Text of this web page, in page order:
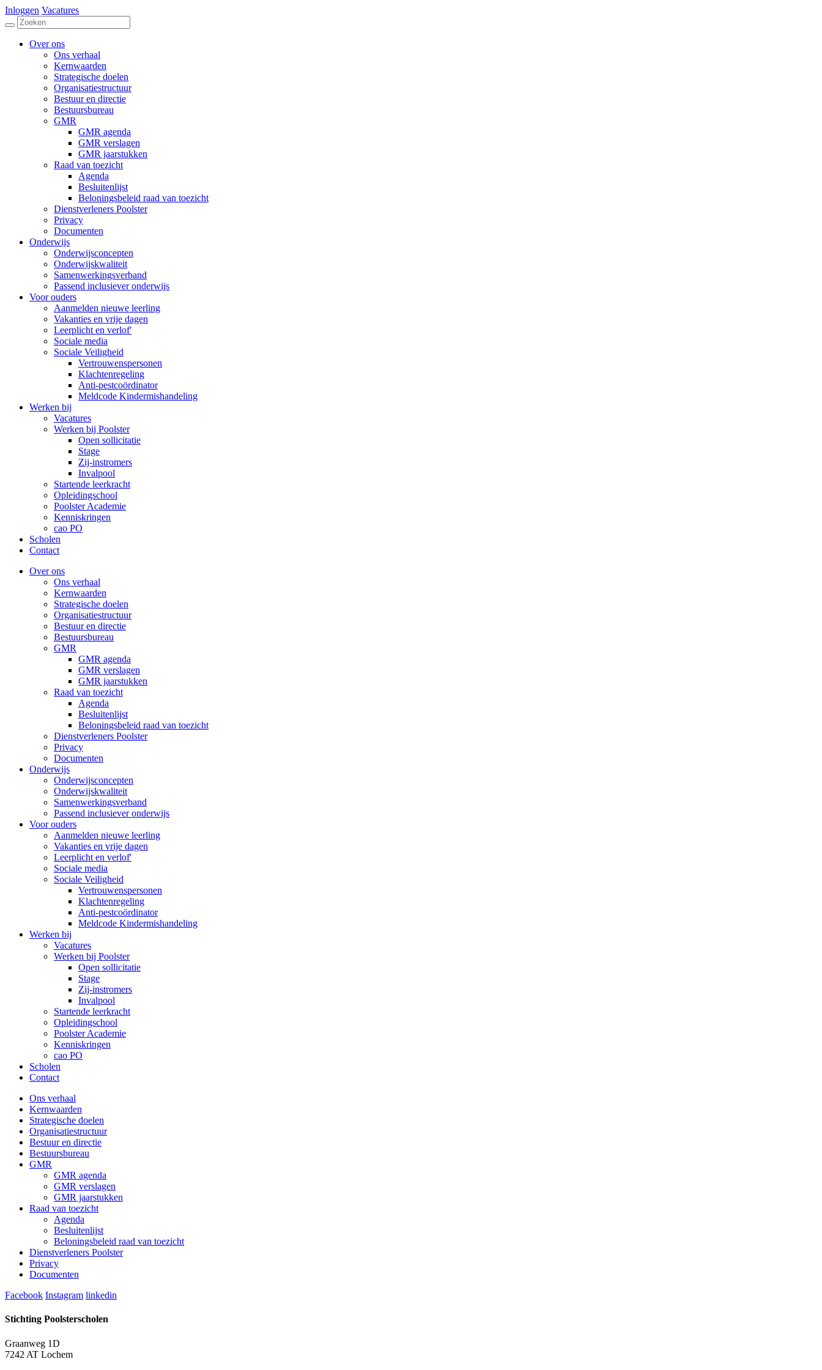
Inloggen Vacatures
Over ons
Ons verhaal
Kernwaarden
Strategische doelen
Organisatiestructuur
Bestuur en directie
Bestuursbureau
GMR
GMR agenda
GMR verslagen
GMR jaarstukken
Raad van toezicht
Agenda
Besluitenlijst
Beloningsbeleid raad van toezicht
Dienstverleners Poolster
Privacy
Documenten
Onderwijs
Onderwijsconcepten
Onderwijskwaliteit
Samenwerkingsverband
Passend inclusiever onderwijs
Voor ouders
Aanmelden nieuwe leerling
Vakanties en vrije dagen
Leerplicht en verlof'
Sociale media
Sociale Veiligheid
Vertrouwenspersonen
Klachtenregeling
Anti-pestcoördinator
Meldcode Kindermishandeling
Werken bij
Vacatures
Werken bij Poolster
Open sollicitatie
Stage
Zij-instromers
Invalpool
Startende leerkracht
Opleidingschool
Poolster Academie
Kenniskringen
cao PO
Scholen
Contact
Over ons
Ons verhaal
Kernwaarden
Strategische doelen
Organisatiestructuur
Bestuur en directie
Bestuursbureau
GMR
GMR agenda
GMR verslagen
GMR jaarstukken
Raad van toezicht
Agenda
Besluitenlijst
Beloningsbeleid raad van toezicht
Dienstverleners Poolster
Privacy
Documenten
Onderwijs
Onderwijsconcepten
Onderwijskwaliteit
Samenwerkingsverband
Passend inclusiever onderwijs
Voor ouders
Aanmelden nieuwe leerling
Vakanties en vrije dagen
Leerplicht en verlof'
Sociale media
Sociale Veiligheid
Vertrouwenspersonen
Klachtenregeling
Anti-pestcoördinator
Meldcode Kindermishandeling
Werken bij
Vacatures
Werken bij Poolster
Open sollicitatie
Stage
Zij-instromers
Invalpool
Startende leerkracht
Opleidingschool
Poolster Academie
Kenniskringen
cao PO
Scholen
Contact
Ons verhaal
Kernwaarden
Strategische doelen
Organisatiestructuur
Bestuur en directie
Bestuursbureau
GMR
GMR agenda
GMR verslagen
GMR jaarstukken
Raad van toezicht
Agenda
Besluitenlijst
Beloningsbeleid raad van toezicht
Dienstverleners Poolster
Privacy
Documenten
Facebook Instagram linkedin
Stichting Poolsterscholen
Graanweg 1D
7242 AT Lochem